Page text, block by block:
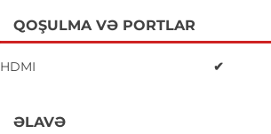
QOŞULMA VƏ PORTLAR
HDMI ✔
ƏLAVƏ